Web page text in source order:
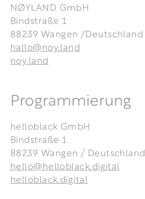
NØYLAND GmbH
Bindstraße 1
88239 Wangen /Deutschland
hallo@noy.land
noy.land
Programmierung
helloblack GmbH
Bindstraße 1
88239 Wangen / Deutschland
hello@helloblack.digital
helloblack.digital